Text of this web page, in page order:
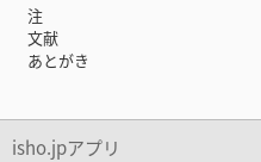
注
文献
あとがき
isho.jpアプリ